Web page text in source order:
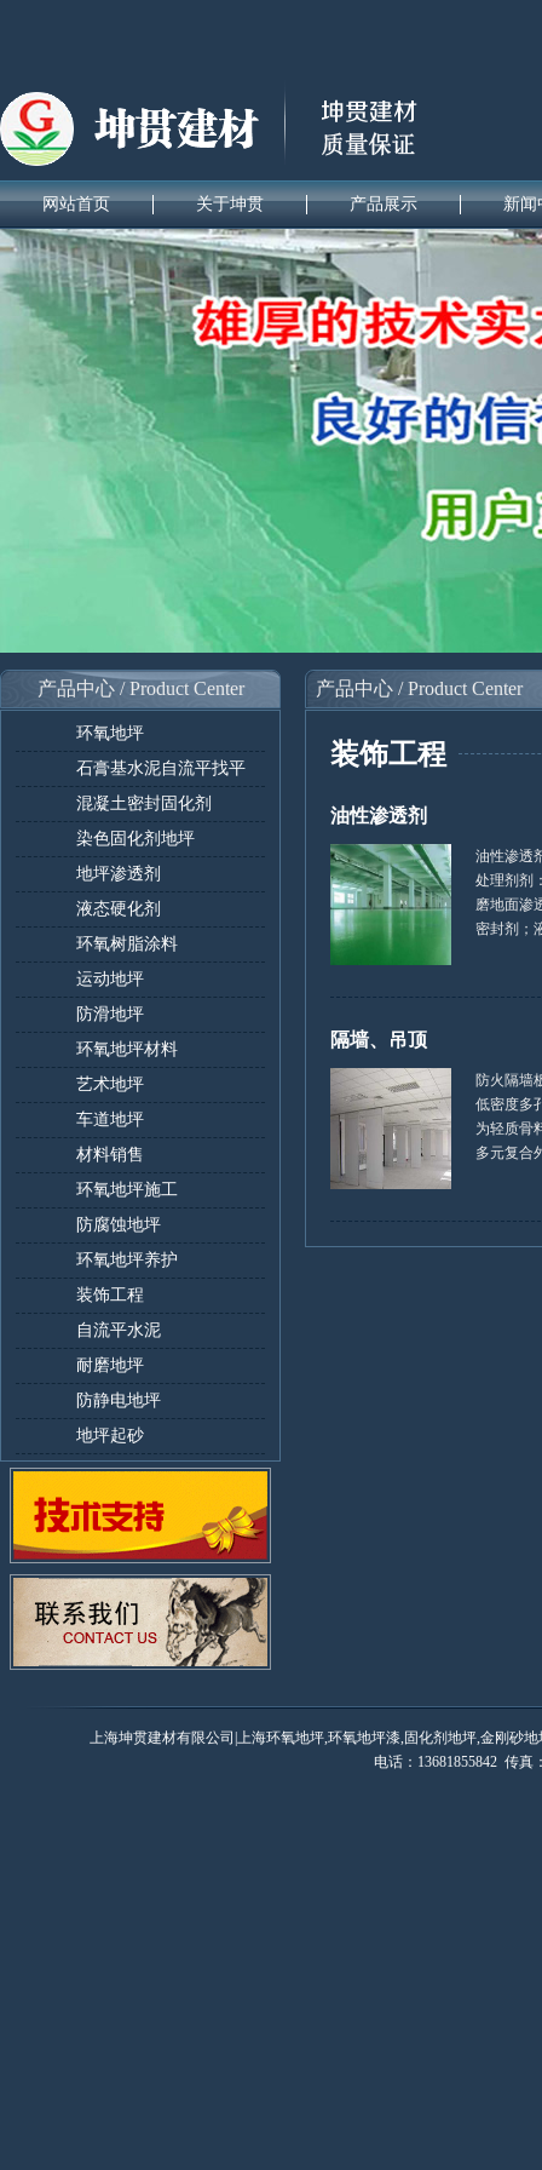
网站首页 关于坤贯 产品展示 新闻
产品中心 / Product Center
环氧地坪
石膏基水泥自流平找平
混凝土密封固化剂
染色固化剂地坪
地坪渗透剂
液态硬化剂
环氧树脂涂料
运动地坪
防滑地坪
环氧地坪材料
艺术地坪
车道地坪
材料销售
环氧地坪施工
防腐蚀地坪
环氧地坪养护
装饰工程
自流平水泥
耐磨地坪
防静电地坪
地坪起砂
产品中心 / Product Center
装饰工程
油性渗透剂
油性渗透
处理剂剂
磨地面渗
密封剂；
隔墙、吊顶
防火隔墙
低密度多
为轻质骨
多元复合
上海坤贯建材有限公司|上海环氧地坪,环氧地坪漆,固化剂地坪,金刚砂
电话：13681855842 传真